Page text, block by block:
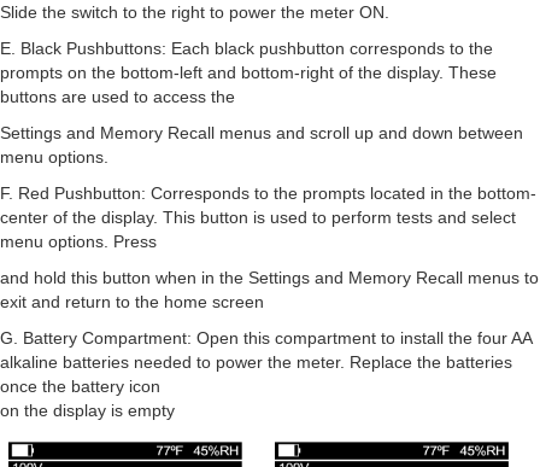
Slide the switch to the right to power the meter ON.
E. Black Pushbuttons: Each black pushbutton corresponds to the
prompts on the bottom-left and bottom-right of the display. These
buttons are used to access the
Settings and Memory Recall menus and scroll up and down between
menu options.
F. Red Pushbutton: Corresponds to the prompts located in the bottom-
center of the display. This button is used to perform tests and select
menu options. Press
and hold this button when in the Settings and Memory Recall menus to
exit and return to the home screen
G. Battery Compartment: Open this compartment to install the four AA
alkaline batteries needed to power the meter. Replace the batteries
once the battery icon
on the display is empty